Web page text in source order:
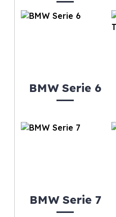
BMW Serie 6
BMW Serie 7